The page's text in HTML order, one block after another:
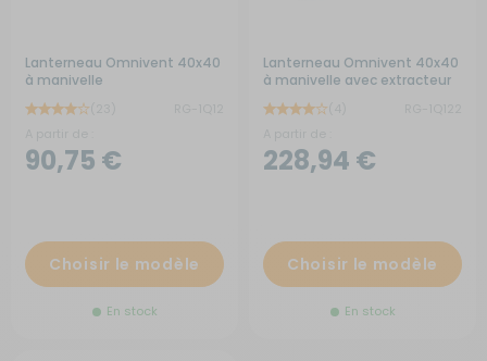
Lanterneau Omnivent 40x40
à manivelle
90,75 €
Choisir le modèle
En stock
Lanterneau Omnivent 40x40
à manivelle avec extracteur
228,94 €
Choisir le modèle
En stock